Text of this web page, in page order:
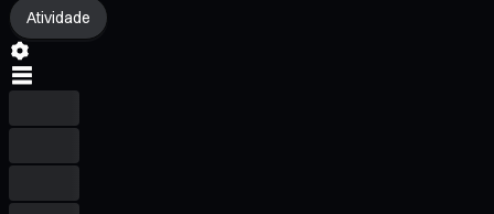
Atividade